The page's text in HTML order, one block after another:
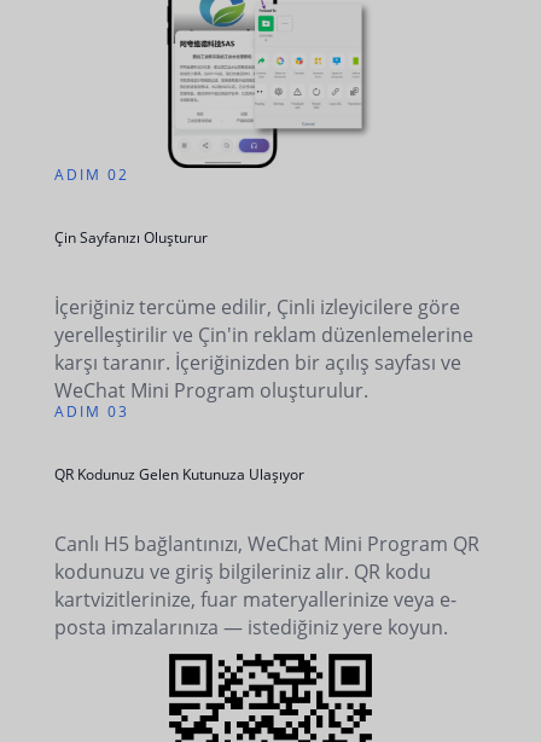
ADIM 02
Çin Sayfanızı Oluşturur
İçeriğiniz tercüme edilir, Çinli izleyicilere göre
yerelleştirilir ve Çin'in reklam düzenlemelerine
karşı taranır. İçeriğinizden bir açılış sayfası ve
WeChat Mini Program oluşturulur.
ADIM 03
QR Kodunuz Gelen Kutunuza Ulaşıyor
Canlı H5 bağlantınızı, WeChat Mini Program QR
kodunuzu ve giriş bilgileriniz alır. QR kodu
kartvizitlerinize, fuar materyallerinize veya e-
posta imzalarınıza — istediğiniz yere koyun.